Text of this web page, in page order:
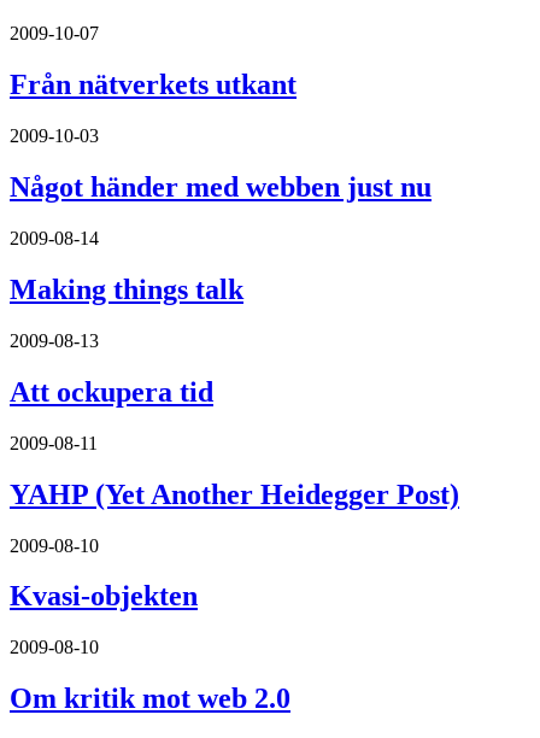
2009-10-07
Från nätverkets utkant
2009-10-03
Något händer med webben just nu
2009-08-14
Making things talk
2009-08-13
Att ockupera tid
2009-08-11
YAHP (Yet Another Heidegger Post)
2009-08-10
Kvasi-objekten
2009-08-10
Om kritik mot web 2.0